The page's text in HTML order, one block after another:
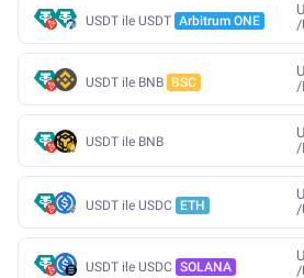
USDT ile USDT Arbitrum ONE
/
USDT ile BNB BSC
/
USDT ile BNB
/
USDT ile USDC ETH
/
USDT ile USDC SOLANA
/